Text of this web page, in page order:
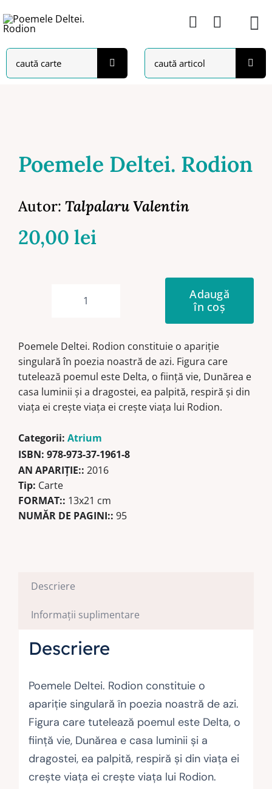
to
Search
for:
Search
for:
Poemele Deltei. Rodion
Autor: Talpalaru Valentin
20,00 lei
Cantitate
Rodion
Adaugă
în coș
Poemele Deltei. Rodion constituie o apariţie
singulară în poezia noastră de azi. Figura care
tutelează poemul este Delta, o fiinţă vie, Dunărea e
casa luminii şi a dragostei, ea palpită, respiră şi din
viaţa ei creşte viaţa ei creşte viaţa lui Rodion.
Categorii: Atrium
ISBN: 978-973-37-1961-8
AN APARIŢIE:: 2016
Tip: Carte
FORMAT:: 13x21 cm
NUMĂR DE PAGINI:: 95
Descriere
Informații suplimentare
Descriere
Poemele Deltei. Rodion constituie o
apariţie singulară în poezia noastră de azi.
Figura care tutelează poemul este Delta, o
fiinţă vie, Dunărea e casa luminii şi a
dragostei, ea palpită, respiră şi din viaţa ei
creşte viaţa ei creşte viaţa lui Rodion.